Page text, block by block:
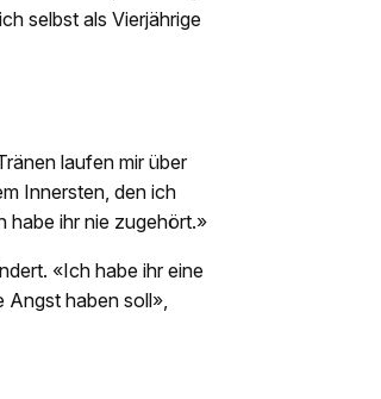
selbst als Vierjährige
laufen mir über
Innersten, den ich
habe ihr nie zugehört.»
«Ich habe ihr eine
Angst haben soll»,